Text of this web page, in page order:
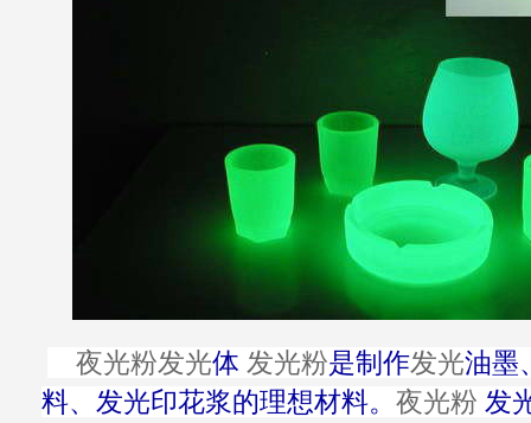
夜光粉发光体 发光粉是制作发光油墨
料、发光印花浆的理想材料。 夜光粉 发